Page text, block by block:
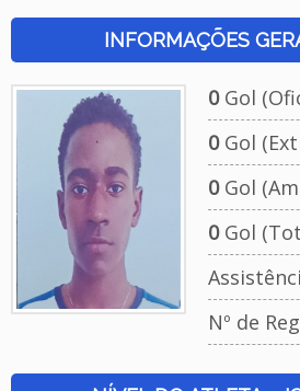
INFORMAÇÕES
0Gol
0Gol
0Gol
0Gol
Nº de